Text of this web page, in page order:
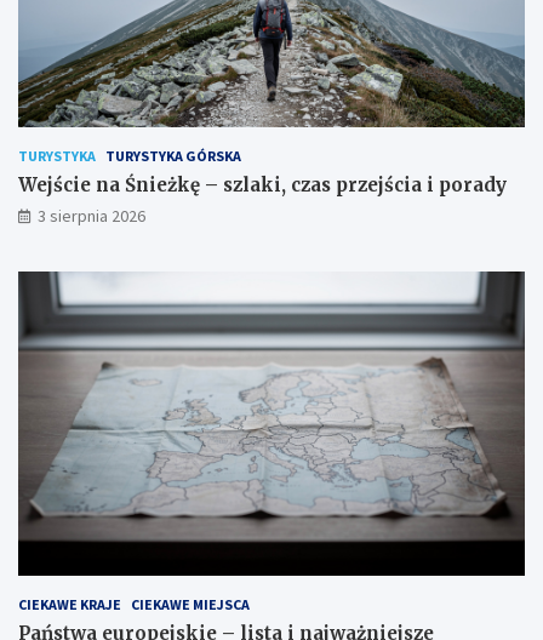
TURYSTYKA TURYSTYKA GÓRSKA
Wejście na Śnieżkę – szlaki, czas przejścia i porady
3 sierpnia 2026
CIEKAWE KRAJE CIEKAWE MIEJSCA
Państwa europejskie – lista i najważniejsze